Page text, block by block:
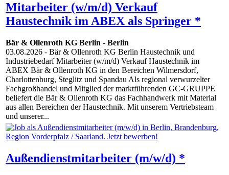
Mitarbeiter (w/m/d) Verkauf
Haustechnik im ABEX als Springer *
Bär & Ollenroth KG Berlin - Berlin
03.08.2026 - Bär & Ollenroth KG Berlin Haustechnik und
Industriebedarf Mitarbeiter (w/m/d) Verkauf Haustechnik im
ABEX Bär & Ollenroth KG in den Bereichen Wilmersdorf,
Charlottenburg, Steglitz und Spandau Als regional verwurzelter
Fachgroßhandel und Mitglied der marktführenden GC-GRUPPE
beliefert die Bär & Ollenroth KG das Fachhandwerk mit Material
aus allen Bereichen der Haustechnik. Mit unserem Vertriebsteam
und unserer...
Außendienstmitarbeiter (m/w/d) *